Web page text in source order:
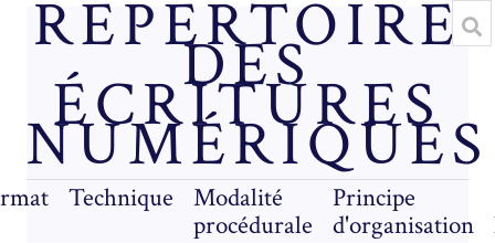
RÉPERTOIRE
DES
ÉCRITURES
NUMÉRIQUES
Technique
Modalité
procédurale
Principe
d'organisation